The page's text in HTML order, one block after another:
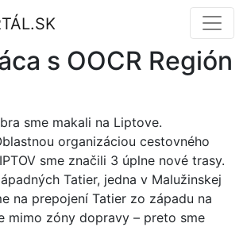
s OOCR Región
sme makali na Liptove.
organizáciou cestovného
sme značili 3 úplne nové trasy.
Tatier, jedna v Malužinskej
na prepojení Tatier zo západu na
mimo zóny dopravy – preto sme